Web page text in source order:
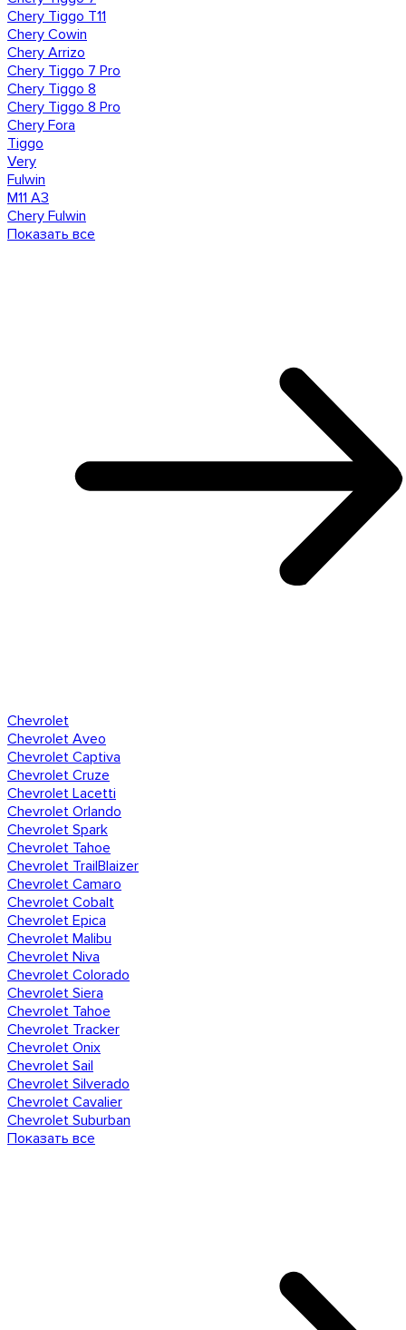
Chery Tiggo T11
Chery Cowin
Chery Arrizo
Chery Tiggo 7 Pro
Chery Tiggo 8
Chery Tiggo 8 Pro
Chery Fora
Tiggo
Very
Fulwin
M11 A3
Сhery Fulwin
Показать все
Chevrolet
Chevrolet Aveo
Chevrolet Captiva
Chevrolet Cruze
Chevrolet Lacetti
Chevrolet Orlando
Chevrolet Spark
Chevrolet Tahoe
Chevrolet TrailBlaizer
Chevrolet Camaro
Chevrolet Cobalt
Chevrolet Epica
Chevrolet Malibu
Chevrolet Niva
Chevrolet Colorado
Chevrolet Siera
Chevrolet Tahoe
Chevrolet Tracker
Chevrolet Onix
Chevrolet Sail
Chevrolet Silverado
Chevrolet Cavalier
Chevrolet Suburban
Показать все